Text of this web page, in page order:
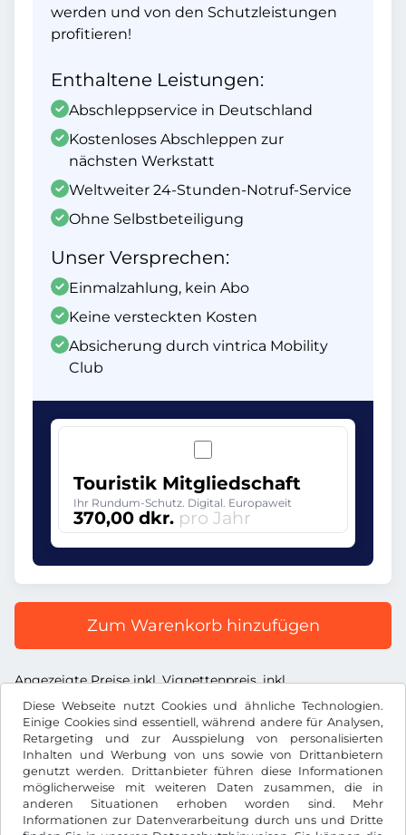
Diese Webseite nutzt Cookies und ähnliche Technologien.
Einige Cookies sind essentiell, während andere für Analysen,
Retargeting und zur Ausspielung von personalisierten
Inhalten und Werbung von uns sowie von Drittanbietern
genutzt werden. Drittanbieter führen diese Informationen
möglicherweise mit weiteren Daten zusammen, die in
anderen Situationen erhoben worden sind. Mehr
Informationen zur Datenverarbeitung durch uns und Dritte
werden und von den Schutzleistungen
profitieren!
Enthaltene Leistungen:
Abschleppservice in Deutschland
Kostenloses Abschleppen zur
nächsten Werkstatt
Weltweiter 24-Stunden-Notruf-Service
Ohne Selbstbeteiligung
Unser Versprechen:
Einmalzahlung, kein Abo
Keine versteckten Kosten
Absicherung durch vintrica Mobility
Club
Touristik Mitgliedschaft
Ihr Rundum-Schutz. Digital. Europaweit
370,00 dkr. pro Jahr
Zum Warenkorb hinzufügen
Angezeigte Preise inkl. Vignettenpreis, inkl.
Dienstleistungsentgelt und inkl. der gesetzl. MwSt.
dkr.DKK